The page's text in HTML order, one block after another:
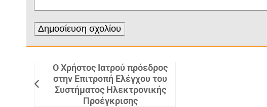
Ο Χρήστος Ιατρού πρόεδρος
στην Επιτροπή Ελέγχου του
Συστήματος Ηλεκτρονικής
Προέγκρισης